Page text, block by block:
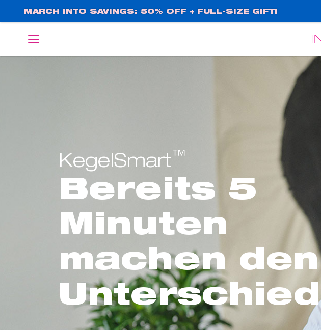
MARCH INTO SAVINGS: 50% OFF + FULL-SIZE GIFT!
English
Bereits 5
Minuten
machen den
Unterschied
KegelSmart™